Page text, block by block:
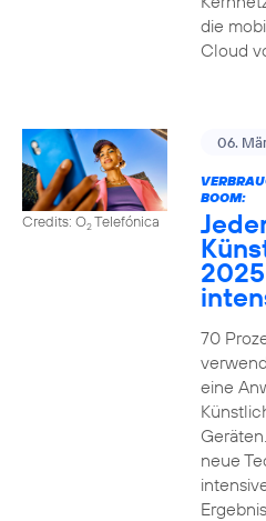
die
Cloud
Credits: O2Telefónica
06.
BOOM:
70
eine
neue